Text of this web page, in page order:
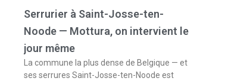
Serrurier à Saint-Josse-ten-
Noode — Mottura, on intervient le
jour même
La commune la plus dense de Belgique — et
ses serrures Saint-Josse-ten-Noode est